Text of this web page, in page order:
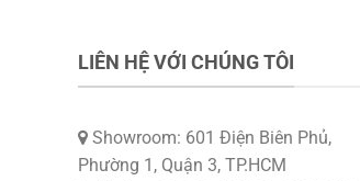
LIÊN HỆ VỚI CHÚNG TÔI
Showroom: 601 Điện Biên Phủ,
Phường 1, Quận 3, TP.HCM